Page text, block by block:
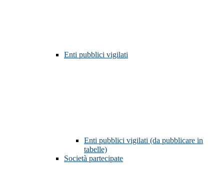
Enti pubblici vigilati
Enti pubblici vigilati (da pubblicare in
tabelle)
Società partecipate